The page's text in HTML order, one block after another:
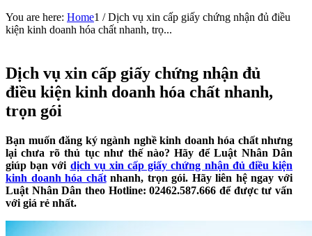
You are here: Home1 / Dịch vụ xin cấp giấy chứng nhận đủ điều
kiện kinh doanh hóa chất nhanh, trọ...
Dịch vụ xin cấp giấy chứng nhận đủ
điều kiện kinh doanh hóa chất nhanh,
trọn gói
Bạn muốn đăng ký ngành nghề kinh doanh hóa chất nhưng
lại chưa rõ thủ tục như thế nào? Hãy để Luật Nhân Dân
giúp bạn với dịch vụ xin cấp giấy chứng nhận đủ điều kiện
kinh doanh hóa chấtnhanh, trọn gói. Hãy liên hệ ngay với
Luật Nhân Dân theo Hotline: 02462.587.666 để được tư vấn
với giá rẻ nhất.